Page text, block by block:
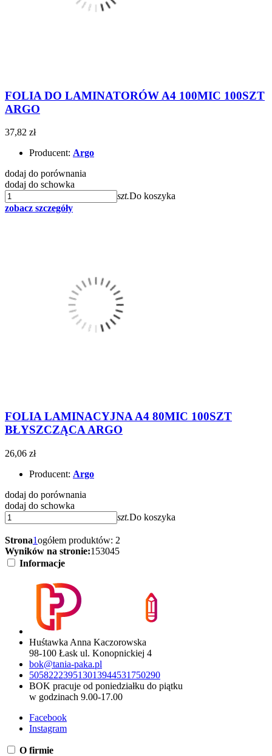
FOLIA DO LAMINATORÓW A4 100MIC 100SZT
ARGO
37,82 zł
Producent: Argo
dodaj do porównania
dodaj do schowka
szt.Do koszyka
zobacz szczegóły
FOLIA LAMINACYJNA A4 80MIC 100SZT
BŁYSZCZĄCA ARGO
26,06 zł
Producent: Argo
dodaj do porównania
dodaj do schowka
szt.Do koszyka
Strona1ogółem produktów: 2
Wyników na stronie:153045
Informacje
Huśtawka Anna Kaczorowska
98-100 Łask ul. Konopnickiej 4
bok@tania-paka.pl
505822239513013944531750290
BOK pracuje od poniedziałku do piątku
w godzinach 9.00-17.00
Facebook
Instagram
O firmie